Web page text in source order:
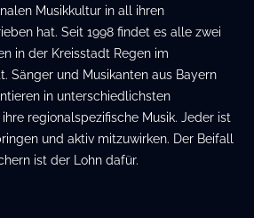
Musikkultur in all ihren
hat. Seit 1998 findet es alle zwei
in der Kreisstadt Regen im
Sänger und Musikanten aus Bayern
in unterschiedlichsten
regionalspezifische Musik. Jeder ist
und aktiv mitzuwirken. Der Beifall
ist der Lohn dafür.